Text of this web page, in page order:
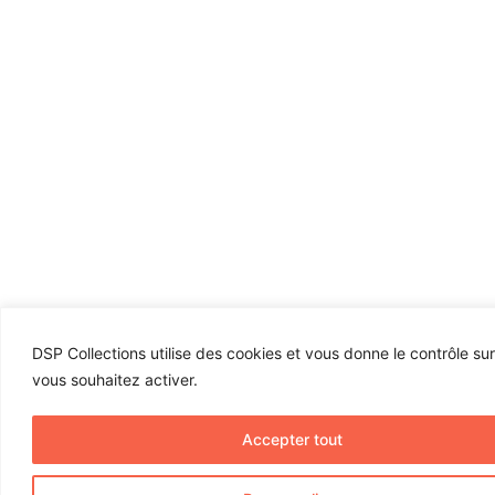
DSP Collections utilise des cookies et vous donne le contrôle
vous souhaitez activer.
Accepter tout